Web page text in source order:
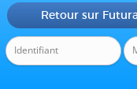
Retour sur